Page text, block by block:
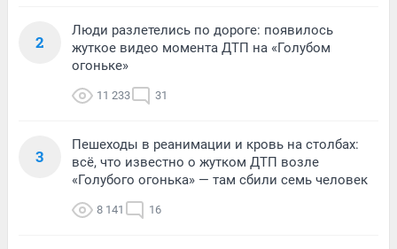
2
Люди разлетелись по дороге: появилось
жуткое видео момента ДТП на «Голубом
огоньке»
11 233 31
3
Пешеходы в реанимации и кровь на столбах:
всё, что известно о жутком ДТП возле
«Голубого огонька» — там сбили семь человек
8 141 16